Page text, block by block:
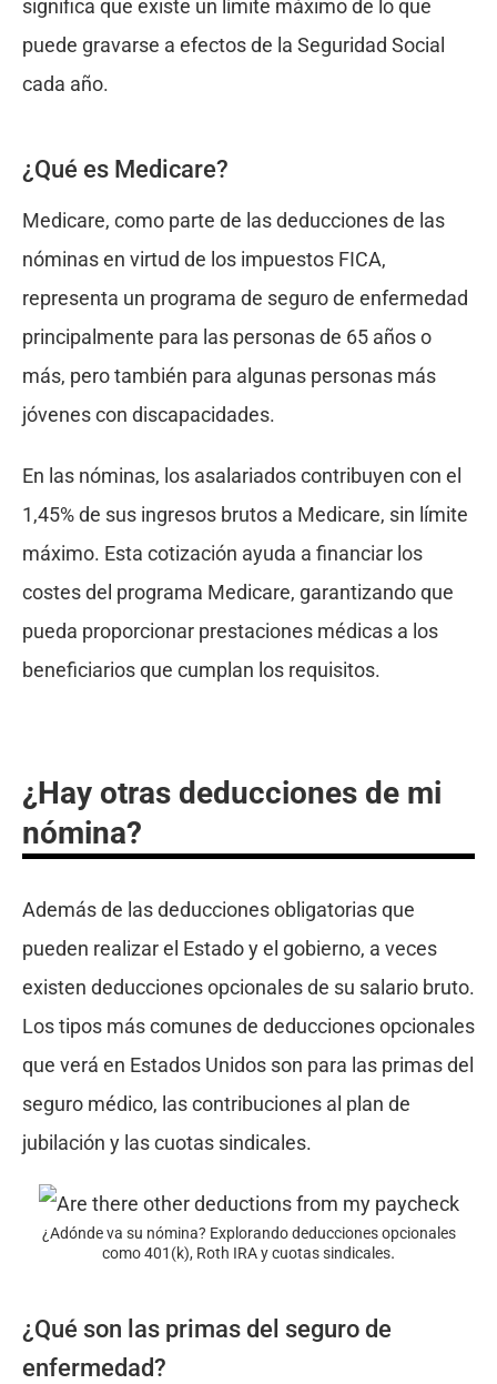
significa que existe un límite máximo de lo que
puede gravarse a efectos de la Seguridad Social
cada año.
¿Qué es Medicare?
Medicare, como parte de las deducciones de las
nóminas en virtud de los impuestos FICA,
representa un programa de seguro de enfermedad
principalmente para las personas de 65 años o
más, pero también para algunas personas más
jóvenes con discapacidades.
En las nóminas, los asalariados contribuyen con el
1,45% de sus ingresos brutos a Medicare, sin límite
máximo. Esta cotización ayuda a financiar los
costes del programa Medicare, garantizando que
pueda proporcionar prestaciones médicas a los
beneficiarios que cumplan los requisitos.
¿Hay otras deducciones de mi
nómina?
Además de las deducciones obligatorias que
pueden realizar el Estado y el gobierno, a veces
existen deducciones opcionales de su salario bruto.
Los tipos más comunes de deducciones opcionales
que verá en Estados Unidos son para las primas del
seguro médico, las contribuciones al plan de
jubilación y las cuotas sindicales.
¿Adónde va su nómina? Explorando deducciones opcionales
como 401(k), Roth IRA y cuotas sindicales.
¿Qué son las primas del seguro de
enfermedad?